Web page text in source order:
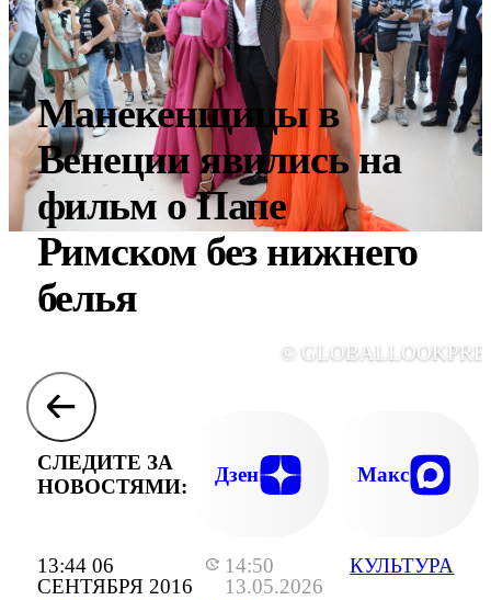
13:44 06
СЕНТЯБРЯ 2016
14:50
13.05.2026
КУЛЬТУРА
Манекенщицы в
Венеции явились на
фильм о Папе
Римском без нижнего
белья
©
СЛЕДИТЕ ЗА
НОВОСТЯМИ:
Дзен Макс